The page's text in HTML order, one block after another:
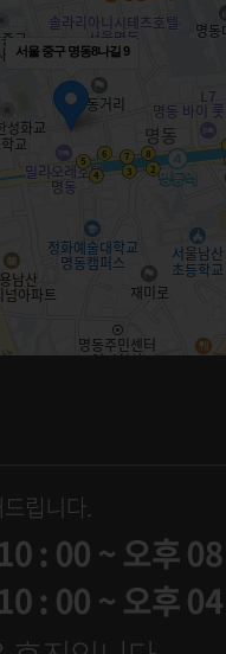
서울 중구 명동8나길 9